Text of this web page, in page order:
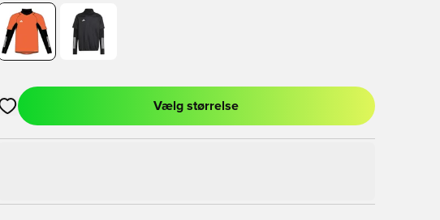
Åbner en Modal til at logge ind eller tilmelde dig som medlem
Vælg størrelse